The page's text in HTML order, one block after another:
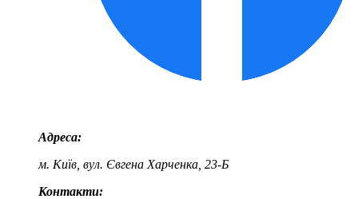
Адреса:
м. Київ, вул. Євгена Харченка, 23-Б
Контакти: